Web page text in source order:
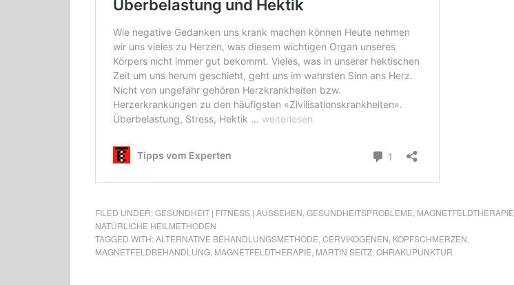
FILED UNDER:GESUNDHEIT | FITNESS | AUSSEHEN GESUNDHEITSPROBLEME MAGNETFELDTHERAPIE
NATÜRLICHE HEILMETHODEN
TAGGED WITH:ALTERNATIVE BEHANDLUNGSMETHODE CERVIKOGENEN KOPFSCHMERZEN
MAGNETFELDBEHANDLUNG MAGNETFELDTHERAPIE MARTIN SEITZ OHRAKUPUNKTUR